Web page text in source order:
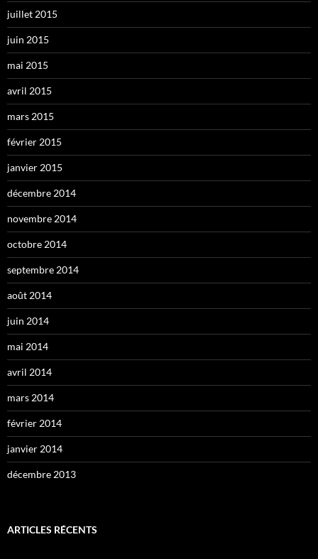
juillet 2015
juin 2015
mai 2015
avril 2015
mars 2015
février 2015
janvier 2015
décembre 2014
novembre 2014
octobre 2014
septembre 2014
août 2014
juin 2014
mai 2014
avril 2014
mars 2014
février 2014
janvier 2014
décembre 2013
ARTICLES RÉCENTS